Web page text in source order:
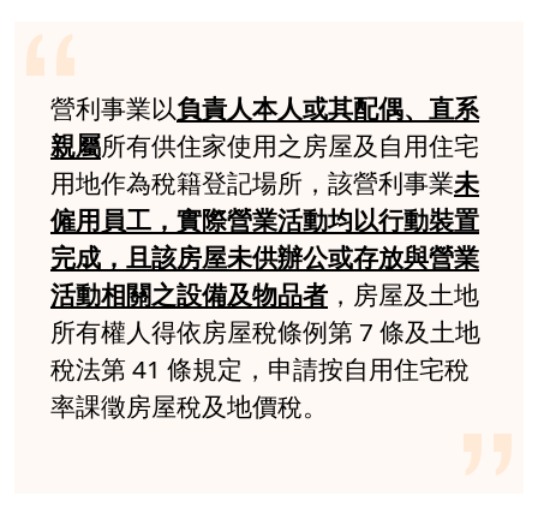
營利事業以負責人本人或其配偶、直系
親屬所有供住家使用之房屋及自用住宅
用地作為稅籍登記場所，該營利事業未
僱用員工，實際營業活動均以行動裝置
完成，且該房屋未供辦公或存放與營業
活動相關之設備及物品者 ，房屋及土地
所有權人得依房屋稅條例第 7 條及土地
稅法第 41 條規定，申請按自用住宅稅
率課徵房屋稅及地價稅。